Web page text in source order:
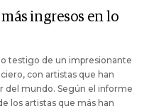
ingresos en lo
testigo de un impresionante
con artistas que han
del mundo. Según el informe
los artistas que más han